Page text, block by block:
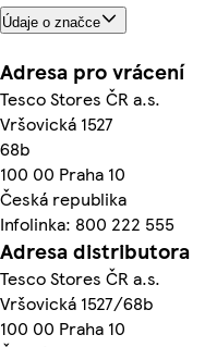
Údaje o značce
Adresa pro vrácení
Tesco Stores ČR a.s.
Vršovická 1527
68b
100 00 Praha 10
Česká republika
Infolinka: 800 222 555
Adresa distributora
Tesco Stores ČR a.s.
Vršovická 1527/68b
100 00 Praha 10